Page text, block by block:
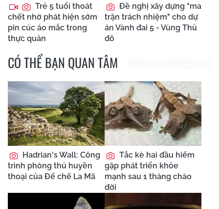
Trẻ 5 tuổi thoát
chết nhờ phát hiện sớm
pin cúc áo mắc trong
thực quản
Đề nghị xây dựng "ma
trận trách nhiệm" cho dự
án Vành đai 5 - Vùng Thủ
đô
CÓ THỂ BẠN QUAN TÂM
Hadrian's Wall: Công
trình phòng thủ huyền
thoại của Đế chế La Mã
Tắc kè hai đầu hiếm
gặp phát triển khỏe
mạnh sau 1 tháng chào
đời